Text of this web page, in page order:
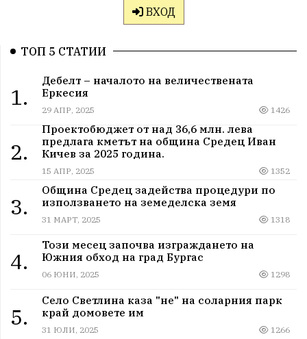
ВХОД
ТОП 5 СТАТИИ
1.
Дебелт – началото на величествената
Еркесия
29 АПР, 2025 1426
2.
Проектобюджет от над 36,6 млн. лева
предлага кметът на община Средец Иван
Кичев за 2025 година.
15 АПР, 2025 1352
3.
Община Средец задейства процедури по
използването на земеделска земя
31 МАРТ, 2025 1318
4.
Този месец започва изграждането на
Южния обход на град Бургас
06 ЮНИ, 2025 1298
5.
Село Светлина каза "не" на соларния парк
край домовете им
31 ЮЛИ, 2025 1266